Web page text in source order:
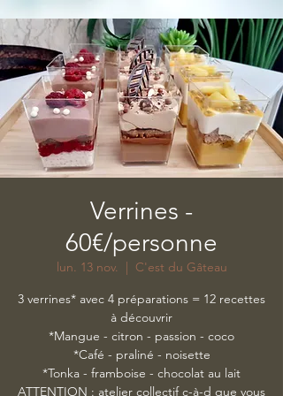
Verrines -
60€/personne
lun. 13 nov.
  |
C'est du Gâteau
3 verrines* avec 4 préparations = 12 recettes
à découvrir
*Mangue - citron - passion - coco
*Café - praliné - noisette
*Tonka - framboise - chocolat au lait
ATTENTION : atelier collectif c-à-d que vous